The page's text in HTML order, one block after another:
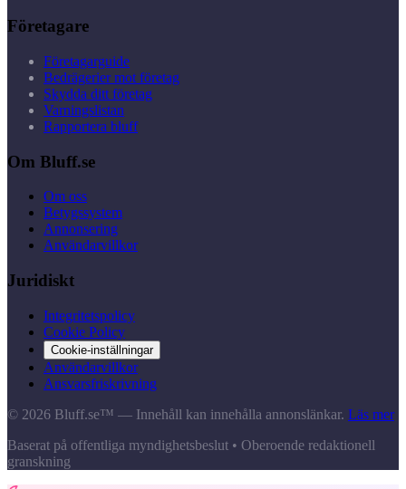
Företagare
Företagarguide
Bedrägerier mot företag
Skydda ditt företag
Varningslistan
Rapportera bluff
Om Bluff.se
Om oss
Betygssystem
Annonsering
Användarvillkor
Juridiskt
Integritetspolicy
Cookie Policy
Cookie-inställningar
Användarvillkor
Ansvarsfriskrivning
© 2026 Bluff.se™ — Innehåll kan innehålla annonslänkar. Läs mer
Baserat på offentliga myndighetsbeslut • Oberoende redaktionell
granskning